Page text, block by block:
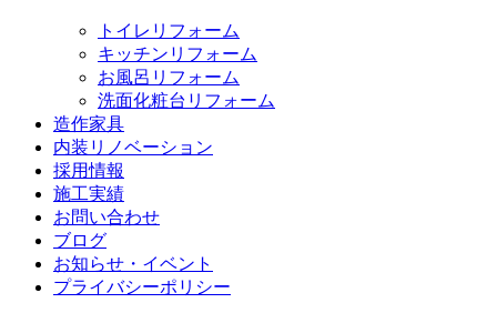
トイレリフォーム
キッチンリフォーム
お風呂リフォーム
洗面化粧台リフォーム
造作家具
内装リノベーション
採用情報
施工実績
お問い合わせ
ブログ
お知らせ・イベント
プライバシーポリシー